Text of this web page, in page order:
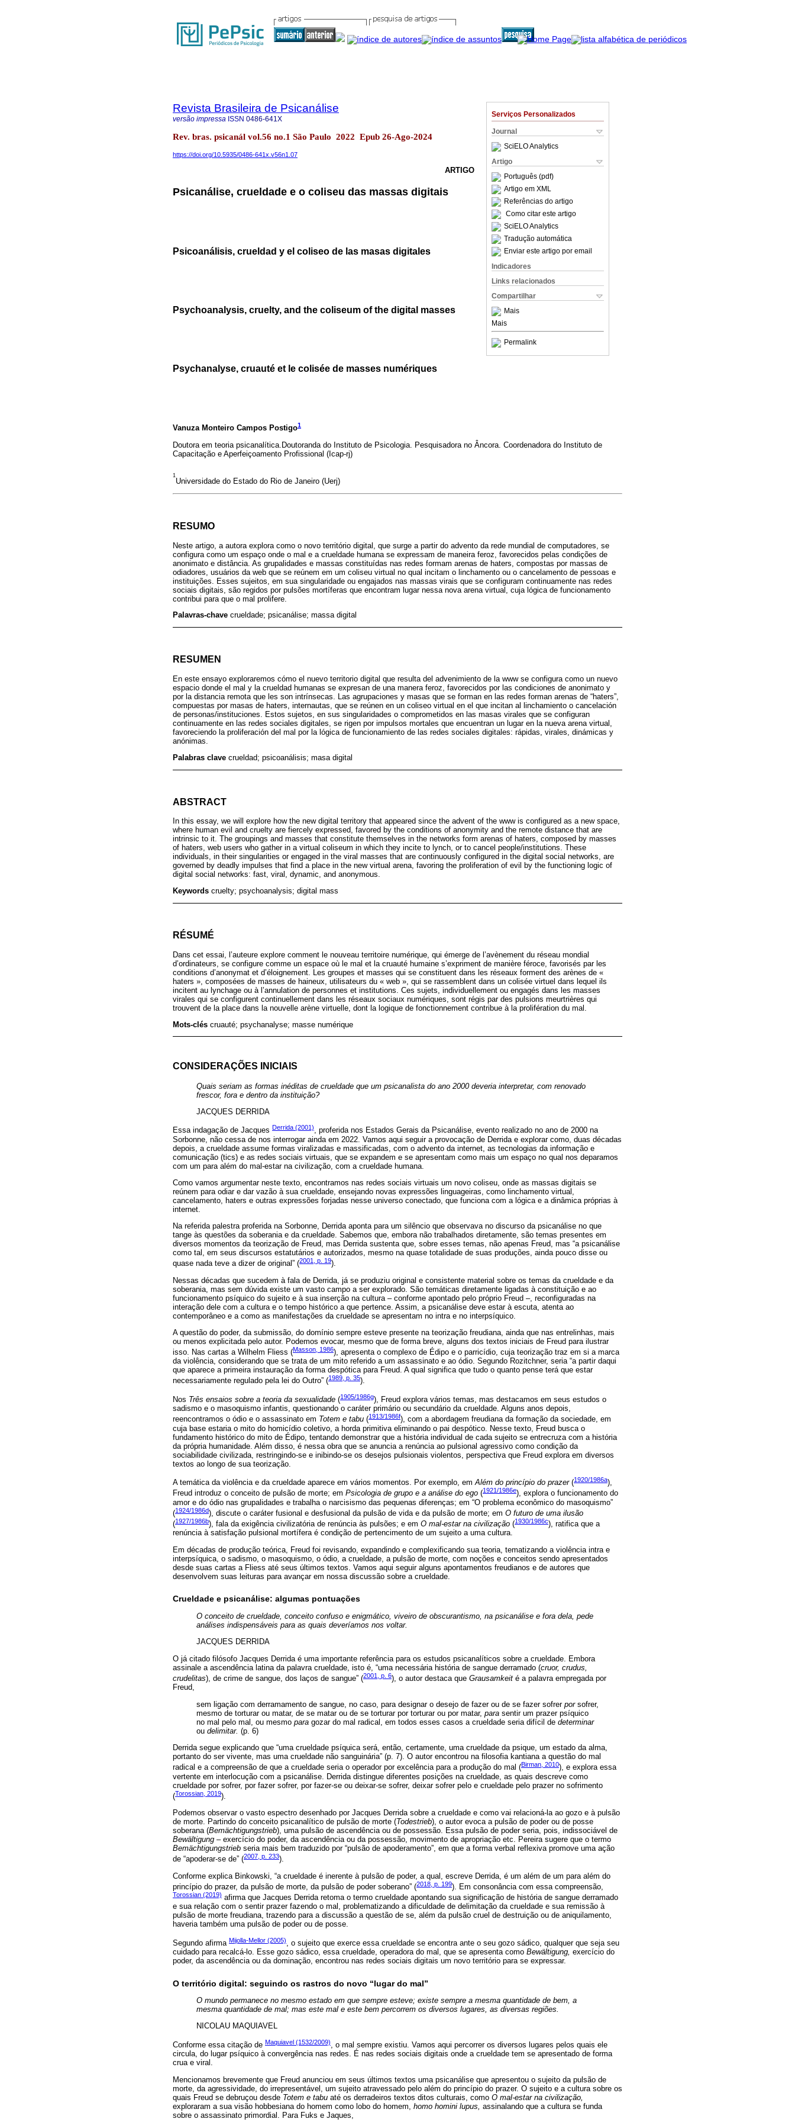
Serviços Personalizados
Journal
SciELO Analytics
Artigo
Português (pdf)
Artigo em XML
Referências do artigo
Como citar este artigo
SciELO Analytics
Tradução automática
Enviar este artigo por email
Indicadores
Links relacionados
Compartilhar
Mais
Mais
Permalink
Revista Brasileira de Psicanálise
versão impressa ISSN 0486-641X
Rev. bras. psicanál vol.56 no.1 São Paulo 2022 Epub 26-Ago-2024
https://doi.org/10.5935/0486-641x.v56n1.07
ARTIGO
Psicanálise, crueldade e o coliseu das massas digitais
Psicoanálisis, crueldad y el coliseo de las masas digitales
Psychoanalysis, cruelty, and the coliseum of the digital masses
Psychanalyse, cruauté et le colisée de masses numériques
Vanuza Monteiro Campos Postigo1
Doutora em teoria psicanalítica.Doutoranda do Instituto de Psicologia. Pesquisadora no Âncora. Coordenadora do Instituto de
Capacitação e Aperfeiçoamento Profissional (Icap-rj)
1
Universidade do Estado do Rio de Janeiro (Uerj)
RESUMO
Neste artigo, a autora explora como o novo território digital, que surge a partir do advento da rede mundial de computadores, se
configura como um espaço onde o mal e a crueldade humana se expressam de maneira feroz, favorecidos pelas condições de
anonimato e distância. As grupalidades e massas constituídas nas redes formam arenas de haters, compostas por massas de
odiadores, usuários da web que se reúnem em um coliseu virtual no qual incitam o linchamento ou o cancelamento de pessoas e
instituições. Esses sujeitos, em sua singularidade ou engajados nas massas virais que se configuram continuamente nas redes
sociais digitais, são regidos por pulsões mortíferas que encontram lugar nessa nova arena virtual, cuja lógica de funcionamento
contribui para que o mal prolifere.
Palavras-chave crueldade; psicanálise; massa digital
RESUMEN
En este ensayo exploraremos cómo el nuevo territorio digital que resulta del advenimiento de la www se configura como un nuevo
espacio donde el mal y la crueldad humanas se expresan de una manera feroz, favorecidos por las condiciones de anonimato y
por la distancia remota que les son intrínsecas. Las agrupaciones y masas que se forman en las redes forman arenas de “haters”,
compuestas por masas de haters, internautas, que se reúnen en un coliseo virtual en el que incitan al linchamiento o cancelación
de personas/instituciones. Estos sujetos, en sus singularidades o comprometidos en las masas virales que se configuran
continuamente en las redes sociales digitales, se rigen por impulsos mortales que encuentran un lugar en la nueva arena virtual,
favoreciendo la proliferación del mal por la lógica de funcionamiento de las redes sociales digitales: rápidas, virales, dinámicas y
anónimas.
Palabras clave crueldad; psicoanálisis; masa digital
ABSTRACT
In this essay, we will explore how the new digital territory that appeared since the advent of the www is configured as a new space,
where human evil and cruelty are fiercely expressed, favored by the conditions of anonymity and the remote distance that are
intrinsic to it. The groupings and masses that constitute themselves in the networks form arenas of haters, composed by masses
of haters, web users who gather in a virtual coliseum in which they incite to lynch, or to cancel people/institutions. These
individuals, in their singularities or engaged in the viral masses that are continuously configured in the digital social networks, are
governed by deadly impulses that find a place in the new virtual arena, favoring the proliferation of evil by the functioning logic of
digital social networks: fast, viral, dynamic, and anonymous.
Keywords cruelty; psychoanalysis; digital mass
RÉSUMÉ
Dans cet essai, l’auteure explore comment le nouveau territoire numérique, qui émerge de l’avènement du réseau mondial
d’ordinateurs, se configure comme un espace où le mal et la cruauté humaine s’expriment de manière féroce, favorisés par les
conditions d’anonymat et d’éloignement. Les groupes et masses qui se constituent dans les réseaux forment des arènes de «
haters », composées de masses de haineux, utilisateurs du « web », qui se rassemblent dans un colisée virtuel dans lequel ils
incitent au lynchage ou à l’annulation de personnes et institutions. Ces sujets, individuellement ou engagés dans les masses
virales qui se configurent continuellement dans les réseaux sociaux numériques, sont régis par des pulsions meurtrières qui
trouvent de la place dans la nouvelle arène virtuelle, dont la logique de fonctionnement contribue à la prolifération du mal.
Mots-clés cruauté; psychanalyse; masse numérique
CONSIDERAÇÕES INICIAIS
Quais seriam as formas inéditas de crueldade que um psicanalista do ano 2000 deveria interpretar, com renovado
frescor, fora e dentro da instituição?
JACQUES DERRIDA
Essa indagação de Jacques Derrida (2001), proferida nos Estados Gerais da Psicanálise, evento realizado no ano de 2000 na
Sorbonne, não cessa de nos interrogar ainda em 2022. Vamos aqui seguir a provocação de Derrida e explorar como, duas décadas
depois, a crueldade assume formas viralizadas e massificadas, com o advento da internet, as tecnologias da informação e
comunicação (tics) e as redes sociais virtuais, que se expandem e se apresentam como mais um espaço no qual nos deparamos
com um para além do mal-estar na civilização, com a crueldade humana.
Como vamos argumentar neste texto, encontramos nas redes sociais virtuais um novo coliseu, onde as massas digitais se
reúnem para odiar e dar vazão à sua crueldade, ensejando novas expressões linguageiras, como linchamento virtual,
cancelamento, haters e outras expressões forjadas nesse universo conectado, que funciona com a lógica e a dinâmica próprias à
internet.
Na referida palestra proferida na Sorbonne, Derrida aponta para um silêncio que observava no discurso da psicanálise no que
tange às questões da soberania e da crueldade. Sabemos que, embora não trabalhados diretamente, são temas presentes em
diversos momentos da teorização de Freud, mas Derrida sustenta que, sobre esses temas, não apenas Freud, mas “a psicanálise
como tal, em seus discursos estatutários e autorizados, mesmo na quase totalidade de suas produções, ainda pouco disse ou
quase nada teve a dizer de original” (2001, p. 19).
Nessas décadas que sucedem à fala de Derrida, já se produziu original e consistente material sobre os temas da crueldade e da
soberania, mas sem dúvida existe um vasto campo a ser explorado. São temáticas diretamente ligadas à constituição e ao
funcionamento psíquico do sujeito e à sua inserção na cultura – conforme apontado pelo próprio Freud –, reconfiguradas na
interação dele com a cultura e o tempo histórico a que pertence. Assim, a psicanálise deve estar à escuta, atenta ao
contemporâneo e a como as manifestações da crueldade se apresentam no intra e no interpsíquico.
A questão do poder, da submissão, do domínio sempre esteve presente na teorização freudiana, ainda que nas entrelinhas, mais
ou menos explicitada pelo autor. Podemos evocar, mesmo que de forma breve, alguns dos textos iniciais de Freud para ilustrar
isso. Nas cartas a Wilhelm Fliess (Masson, 1986), apresenta o complexo de Édipo e o parricídio, cuja teorização traz em si a marca
da violência, considerando que se trata de um mito referido a um assassinato e ao ódio. Segundo Rozitchner, seria “a partir daqui
que aparece a primeira instauração da forma despótica para Freud. A qual significa que tudo o quanto pense terá que estar
necessariamente regulado pela lei do Outro” (1989, p. 35).
Nos Três ensaios sobre a teoria da sexualidade (1905/1986g), Freud explora vários temas, mas destacamos em seus estudos o
sadismo e o masoquismo infantis, questionando o caráter primário ou secundário da crueldade. Alguns anos depois,
reencontramos o ódio e o assassinato em Totem e tabu (1913/1986f), com a abordagem freudiana da formação da sociedade, em
cuja base estaria o mito do homicídio coletivo, a horda primitiva eliminando o pai despótico. Nesse texto, Freud busca o
fundamento histórico do mito de Édipo, tentando demonstrar que a história individual de cada sujeito se entrecruza com a história
da própria humanidade. Além disso, é nessa obra que se anuncia a renúncia ao pulsional agressivo como condição da
sociabilidade civilizada, restringindo-se e inibindo-se os desejos pulsionais violentos, perspectiva que Freud explora em diversos
textos ao longo de sua teorização.
A temática da violência e da crueldade aparece em vários momentos. Por exemplo, emAlém do princípio do prazer(1920/1986a),
Freud introduz o conceito de pulsão de morte; em Psicologia de grupo e a análise do ego (1921/1986e), explora o funcionamento do
amor e do ódio nas grupalidades e trabalha o narcisismo das pequenas diferenças; em “O problema econômico do masoquismo”
(1924/1986d), discute o caráter fusional e desfusional da pulsão de vida e da pulsão de morte; em O futuro de uma ilusão
(1927/1986b), fala da exigência civilizatória de renúncia às pulsões; e em O mal-estar na civilização (1930/1986c), ratifica que a
renúncia à satisfação pulsional mortífera é condição de pertencimento de um sujeito a uma cultura.
Em décadas de produção teórica, Freud foi revisando, expandindo e complexificando sua teoria, tematizando a violência intra e
interpsíquica, o sadismo, o masoquismo, o ódio, a crueldade, a pulsão de morte, com noções e conceitos sendo apresentados
desde suas cartas a Fliess até seus últimos textos. Vamos aqui seguir alguns apontamentos freudianos e de autores que
desenvolvem suas leituras para avançar em nossa discussão sobre a crueldade.
Crueldade e psicanálise: algumas pontuações
O conceito de crueldade, conceito confuso e enigmático, viveiro de obscurantismo, na psicanálise e fora dela, pede
análises indispensáveis para as quais deveríamos nos voltar.
JACQUES DERRIDA
O já citado filósofo Jacques Derrida é uma importante referência para os estudos psicanalíticos sobre a crueldade. Embora
assinale a ascendência latina da palavra crueldade, isto é, “uma necessária história de sangue derramado (cruor, crudus,
crudelitas), de crime de sangue, dos laços de sangue” (2001, p. 6), o autor destaca que Grausamkeit é a palavra empregada por
Freud,
sem ligação com derramamento de sangue, no caso, para designar o desejo de fazer ou de se fazer sofrer porsofrer,
mesmo de torturar ou matar, de se matar ou de se torturar por torturar ou por matar, para sentir um prazer psíquico
no mal pelo mal, ou mesmo para gozar do mal radical, em todos esses casos a crueldade seria difícil de determinar
ou delimitar. (p. 6)
Derrida segue explicando que “uma crueldade psíquica será, então, certamente, uma crueldade da psique, um estado da alma,
portanto do ser vivente, mas uma crueldade não sanguinária” (p. 7). O autor encontrou na filosofia kantiana a questão do mal
radical e a compreensão de que a crueldade seria o operador por excelência para a produção do mal (Birman, 2010), e explora essa
vertente em interlocução com a psicanálise. Derrida distingue diferentes posições na crueldade, as quais descreve como
crueldade por sofrer, por fazer sofrer, por fazer-se ou deixar-se sofrer, deixar sofrer pelo e crueldade pelo prazer no sofrimento
(Torossian, 2019).
Podemos observar o vasto espectro desenhado por Jacques Derrida sobre a crueldade e como vai relacioná-la ao gozo e à pulsão
de morte. Partindo do conceito psicanalítico de pulsão de morte (Todestrieb), o autor evoca a pulsão de poder ou de posse
soberana (Bemächtigungstrieb), uma pulsão de ascendência ou de possessão. Essa pulsão de poder seria, pois, indissociável de
Bewältigung – exercício do poder, da ascendência ou da possessão, movimento de apropriação etc. Pereira sugere que o termo
Bemächtigungstrieb seria mais bem traduzido por “pulsão de apoderamento”, em que a forma verbal reflexiva promove uma ação
de “apoderar-se de” (2007, p. 233).
Conforme explica Binkowski, “a crueldade é inerente à pulsão de poder, a qual, escreve Derrida, é um além de um para além do
princípio do prazer, da pulsão de morte, da pulsão de poder soberano” (2018, p. 199). Em consonância com essa compreensão,
Torossian (2019) afirma que Jacques Derrida retoma o termo crueldade apontando sua significação de história de sangue derramado
e sua relação com o sentir prazer fazendo o mal, problematizando a dificuldade de delimitação da crueldade e sua remissão à
pulsão de morte freudiana, trazendo para a discussão a questão de se, além da pulsão cruel de destruição ou de aniquilamento,
haveria também uma pulsão de poder ou de posse.
Segundo afirma Mijolla-Mellor (2005), o sujeito que exerce essa crueldade se encontra ante o seu gozo sádico, qualquer que seja seu
cuidado para recalcá-lo. Esse gozo sádico, essa crueldade, operadora do mal, que se apresenta como Bewältigung, exercício do
poder, da ascendência ou da dominação, encontrou nas redes sociais digitais um novo território para se expressar.
O território digital: seguindo os rastros do novo “lugar do mal”
O mundo permanece no mesmo estado em que sempre esteve; existe sempre a mesma quantidade de bem, a
mesma quantidade de mal; mas este mal e este bem percorrem os diversos lugares, as diversas regiões.
NICOLAU MAQUIAVEL
Conforme essa citação de Maquiavel (1532/2009), o mal sempre existiu. Vamos aqui percorrer os diversos lugares pelos quais ele
circula, do lugar psíquico à convergência nas redes. É nas redes sociais digitais onde a crueldade tem se apresentado de forma
crua e viral.
Mencionamos brevemente que Freud anunciou em seus últimos textos uma psicanálise que apresentou o sujeito da pulsão de
morte, da agressividade, do irrepresentável, um sujeito atravessado pelo além do princípio do prazer. O sujeito e a cultura sobre os
quais Freud se debruçou desde Totem e tabu até os derradeiros textos ditos culturais, como O mal-estar na civilização,
exploraram a sua visão hobbesiana do homem como lobo do homem, homo homini lupus, assinalando que a cultura se funda
sobre o assassinato primordial. Para Fuks e Jaques,